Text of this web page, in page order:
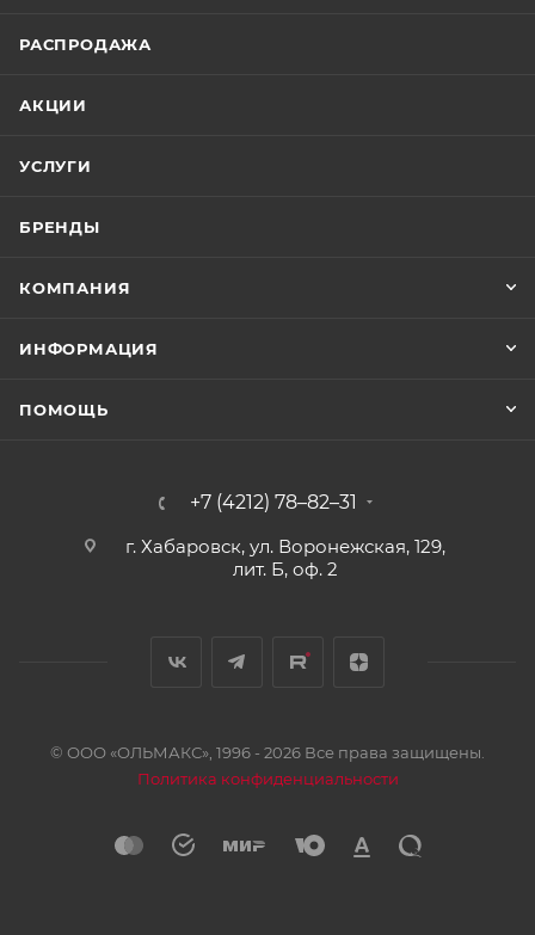
РАСПРОДАЖА
АКЦИИ
УСЛУГИ
БРЕНДЫ
КОМПАНИЯ
ИНФОРМАЦИЯ
ПОМОЩЬ
+7 (4212) 78–82–31
г. Хабаровск, ул. Воронежская, 129,
лит. Б, оф. 2
© ООО «ОЛЬМАКС», 1996 - 2026 Все права защищены.
Политика конфиденциальности